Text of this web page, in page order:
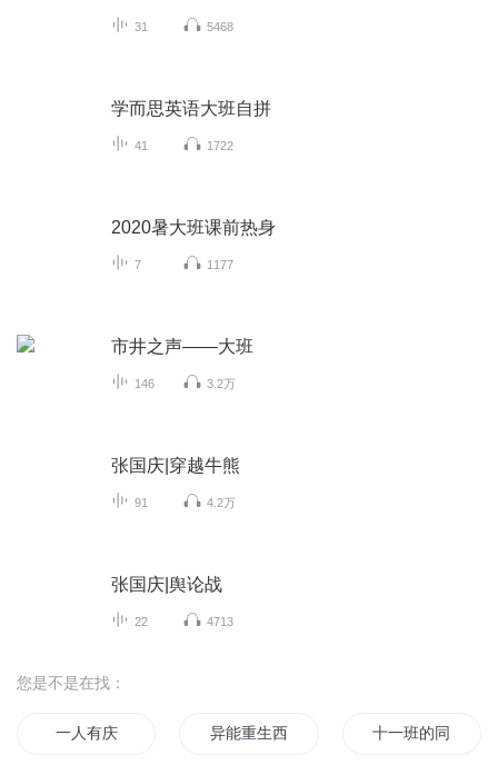
31 5468
学而思英语大班自拼
41 1722
2020暑大班课前热身
7 1177
市井之声——大班
146 3.2万
张国庆|穿越牛熊
91 4.2万
张国庆|舆论战
22 4713
您是不是在找：
一人有庆 异能重生西门庆 十一班的同学